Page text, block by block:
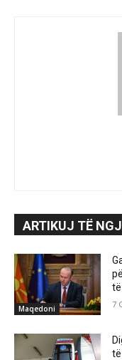
ARTIKUJ TË
Maqedoni 7